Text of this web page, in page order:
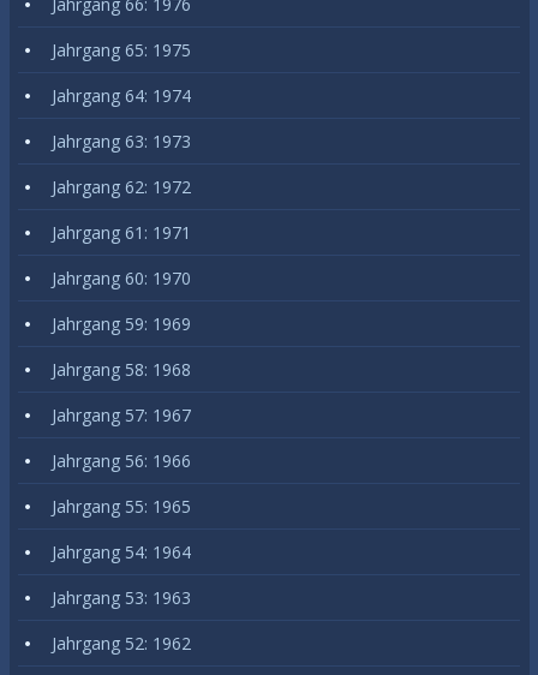
Jahrgang 65: 1975
Jahrgang 64: 1974
Jahrgang 63: 1973
Jahrgang 62: 1972
Jahrgang 61: 1971
Jahrgang 60: 1970
Jahrgang 59: 1969
Jahrgang 58: 1968
Jahrgang 57: 1967
Jahrgang 56: 1966
Jahrgang 55: 1965
Jahrgang 54: 1964
Jahrgang 53: 1963
Jahrgang 52: 1962